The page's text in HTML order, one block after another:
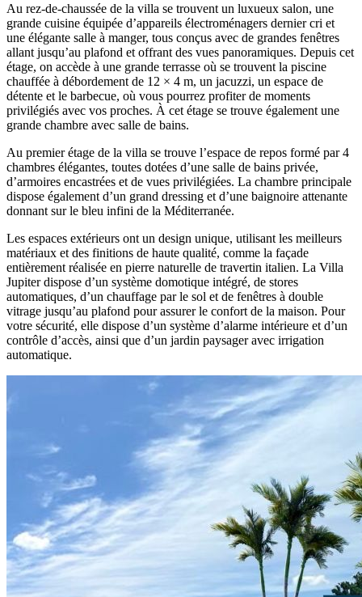
Au rez-de-chaussée de la villa se trouvent un luxueux salon, une
grande cuisine équipée d’appareils électroménagers dernier cri et
une élégante salle à manger, tous conçus avec de grandes fenêtres
allant jusqu’au plafond et offrant des vues panoramiques. Depuis cet
étage, on accède à une grande terrasse où se trouvent la piscine
chauffée à débordement de 12 × 4 m, un jacuzzi, un espace de
détente et le barbecue, où vous pourrez profiter de moments
privilégiés avec vos proches. À cet étage se trouve également une
grande chambre avec salle de bains.
Au premier étage de la villa se trouve l’espace de repos formé par 4
chambres élégantes, toutes dotées d’une salle de bains privée,
d’armoires encastrées et de vues privilégiées. La chambre principale
dispose également d’un grand dressing et d’une baignoire attenante
donnant sur le bleu infini de la Méditerranée.
Les espaces extérieurs ont un design unique, utilisant les meilleurs
matériaux et des finitions de haute qualité, comme la façade
entièrement réalisée en pierre naturelle de travertin italien. La Villa
Jupiter dispose d’un système domotique intégré, de stores
automatiques, d’un chauffage par le sol et de fenêtres à double
vitrage jusqu’au plafond pour assurer le confort de la maison. Pour
votre sécurité, elle dispose d’un système d’alarme intérieure et d’un
contrôle d’accès, ainsi que d’un jardin paysager avec irrigation
automatique.